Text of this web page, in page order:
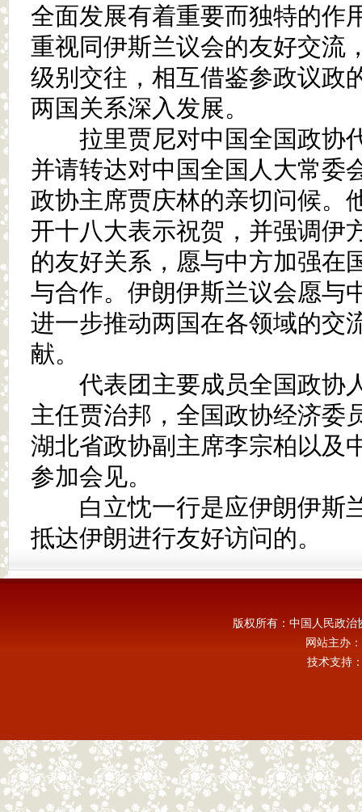
全面发展有着重要而独特的作
重视同伊斯兰议会的友好交流
级别交往，相互借鉴参政议政
两国关系深入发展。
拉里贾尼对中国全国政协
并请转达对中国全国人大常委
政协主席贾庆林的亲切问候。
开十八大表示祝贺，并强调伊
的友好关系，愿与中方加强在
与合作。伊朗伊斯兰议会愿与
进一步推动两国在各领域的交
献。
代表团主要成员全国政协
主任贾治邦，全国政协经济委
湖北省政协副主席李宗柏以及
参加会见。
白立忱一行是应伊朗伊斯
抵达伊朗进行友好访问的。
版权所有：中国人民政
网站主办
技术支持